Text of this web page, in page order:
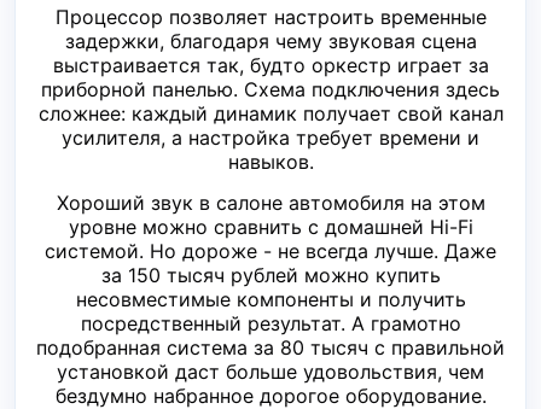
Процессор позволяет настроить временные
задержки, благодаря чему звуковая сцена
выстраивается так, будто оркестр играет за
приборной панелью. Схема подключения здесь
сложнее: каждый динамик получает свой канал
усилителя, а настройка требует времени и
навыков.
Хороший звук в салоне автомобиля на этом
уровне можно сравнить с домашней Hi-Fi
системой. Но дороже - не всегда лучше. Даже
за 150 тысяч рублей можно купить
несовместимые компоненты и получить
посредственный результат. А грамотно
подобранная система за 80 тысяч с правильной
установкой даст больше удовольствия, чем
бездумно набранное дорогое оборудование.